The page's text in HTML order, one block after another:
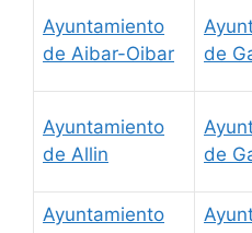
Ayuntamiento
de Aibar-Oibar
de
Ayuntamiento
de Allin
de
Ayuntamiento